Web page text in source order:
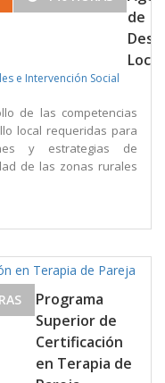
de
Local
e Intervención Social
de las competencias
local requeridas para
y estrategias de
de las zonas rurales
Programa
Superior de
Certificación
en Terapia de